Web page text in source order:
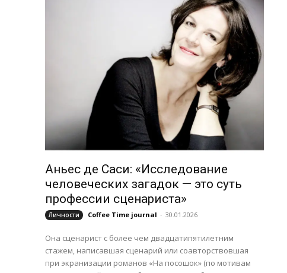
Аньес де Саси: «Исследование
человеческих загадок — это суть
профессии сценариста»
Личности Coffee Time journal - 30.01.2026
Она сценарист с более чем двадцатипятилетним
стажем, написавшая сценарий или соавторствовшая
при экранизации романов «На посошок» (по мотивам